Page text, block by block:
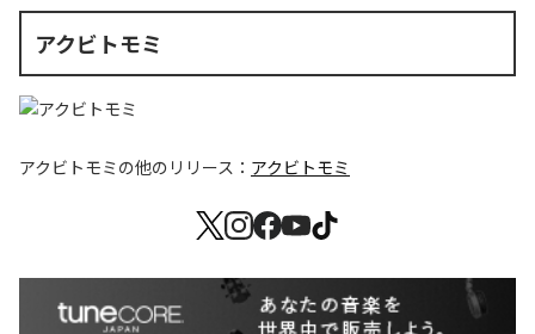
アクビトモミ
アクビトモミの他のリリース： アクビトモミ